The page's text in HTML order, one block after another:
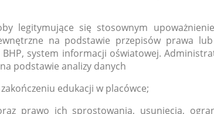
legitymujące się stosownym
na podstawie przepisów prawa
system informacji oświatowej.
podstawie analizy danych
edukacji w placówce;
prawo ich sprostowania, usunięcia,